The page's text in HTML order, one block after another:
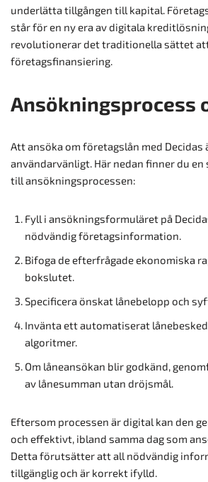
underlätta tillgången till kapital.
står för en ny era av digitala
revolutionerar det traditionella sättet
företagsfinansiering.
Ansökningsprocess
Att ansöka om företagslån med Decidas
användarvänligt. Här nedan finner du
till ansökningsprocessen:
Fyll i ansökningsformuläret på
nödvändig företagsinformation.
Bifoga de efterfrågade ekonomiska
bokslutet.
Specificera önskat lånebelopp och
Invänta ett automatiserat
algoritmer.
Om låneansökan blir godkänd,
av lånesumman utan dröjsmål.
Eftersom processen är digital kan den
och effektivt, ibland samma dag som
Detta förutsätter att all nödvändig
tillgänglig och är korrekt ifylld.